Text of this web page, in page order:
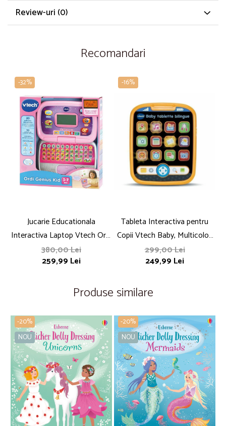
Review-uri (0)
Recomandari
-32%
Jucarie Educationala
Interactiva Laptop Vtech Ordi
Genius Kid Roz
380,00 Lei
259,99 Lei
-16%
Tableta Interactiva pentru
Copii Vtech Baby, Multicolor,
Plastic
299,00 Lei
249,99 Lei
Produse similare
-20%
NOU
-20%
NOU